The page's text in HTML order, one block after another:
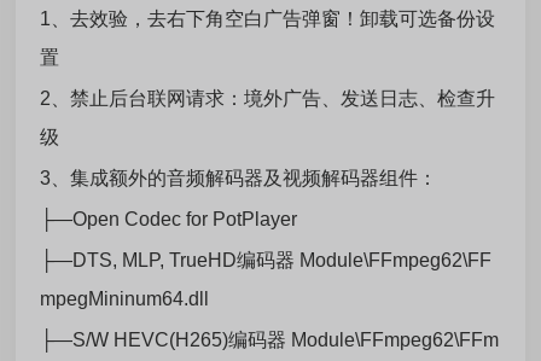
1、去效验，去右下角空白广告弹窗！卸载可选备份设
置
2、禁止后台联网请求：境外广告、发送日志、检查升
级
3、集成额外的音频解码器及视频解码器组件：
├—Open Codec for PotPlayer
├—DTS, MLP, TrueHD编码器 Module\FFmpeg62\FF
mpegMininum64.dll
├—S/W HEVC(H265)编码器 Module\FFmpeg62\FFm